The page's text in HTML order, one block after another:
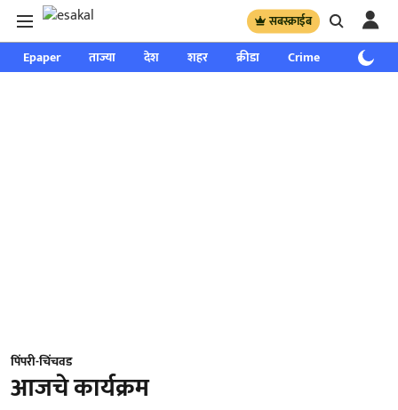
सबस्क्राईब
Epaper ताज्या देश शहर क्रीडा Crime साप्ताहिक
पिंपरी-चिंचवड
आजचे कार्यक्रम